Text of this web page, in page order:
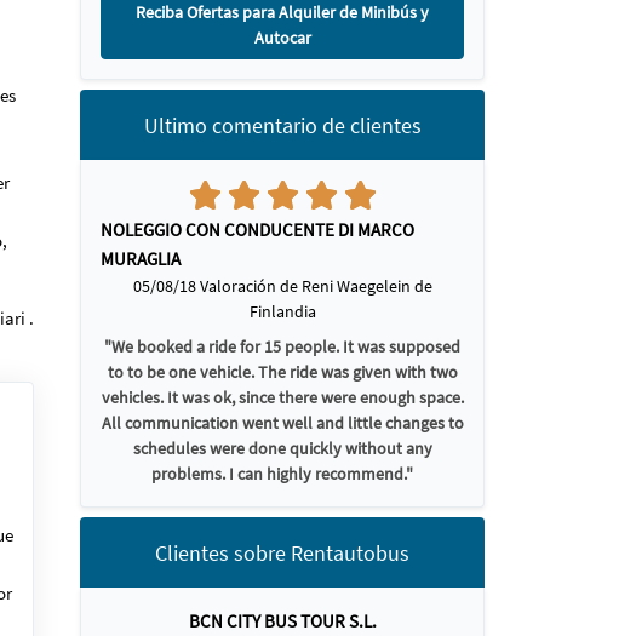
.
Reciba Ofertas para Alquiler de Minibús y
Autocar
Ultimo comentario de clientes
NOLEGGIO CON CONDUCENTE DI MARCO
MURAGLIA
05/08/18 Valoración de Reni Waegelein de
Finlandia
"We booked a ride for 15 people. It was supposed
to to be one vehicle. The ride was given with two
vehicles. It was ok, since there were enough space.
All communication went well and little changes to
schedules were done quickly without any
problems. I can highly recommend."
Clientes sobre Rentautobus
BCN CITY BUS TOUR S.L.